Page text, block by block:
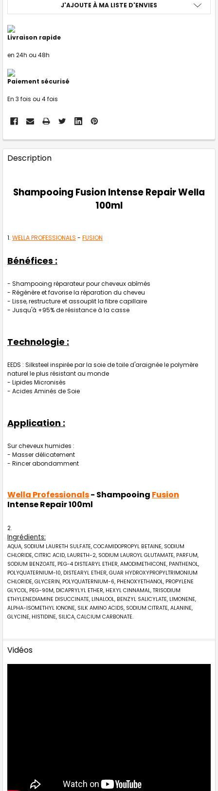
J'AJOUTE À MA LISTE D'ENVIES
Livraison rapide
en 24h ou 48h
Paiement sécurisé
En 3 fois ou 4 fois
FRÉQUEMMENT
ACHETÉS
TOUT
SÉLECTION
AU PANIER
Description
Shampooing Fusion Intense Repair Wella
100ml
WELLA PROFESSIONALS - FUSION
Bénéfices :
- Shampooing réparateur pour cheveux abîmés
- Régénère et favorise la réparation du cheveu
- Lisse, restructure et assouplit la fibre capillaire
- Jusqu'à +95% de résistance à la casse
Technologie :
EEDS : Silksteel inspirée par la soie de toile d'araignée le polymère
naturel le plus résistant au monde
- Lipides Micronisés
- Acides Aminés de Soie
Application :
Sur cheveux humides :
- Masser délicatement
- Rincer abondamment
Wella Professionals- Shampooing Fusion
Intense Repair 100ml
Ingrédients:
AQUA, SODIUM LAURETH SULFATE, COCAMIDOPROPYL BETAINE, SODIUM
CHLORIDE, CITRIC ACID, LAURETH-2, SODIUM LAUROYL GLUTAMATE, PARFUM,
SODIUM BENZOATE, PEG-4 DISTEARYL ETHER, AMODIMETHICONE, PANTHENOL,
POLYQUATERNIUM-10, DISTEARYL ETHER, GUAR HYDROXYPROPYLTRIMONIUM
CHLORIDE, GLYCERIN, POLYQUATERNIUM-6, PHENOXYETHANOL, PROPYLENE
GLYCOL, PEG-90M, DICAPRYLYL ETHER, HEXYL CINNAMAL, TRISODIUM
ETHYLENEDIAMINE DISUCCINATE, LINALOOL, BENZYL SALICYLATE, LIMONENE,
ALPHA-ISOMETHYL IONONE, SILK AMINO ACIDS, SODIUM CITRATE, ALANINE,
GLYCINE, HISTIDINE, SILICA, CALCIUM CARBONATE.
Vidéos